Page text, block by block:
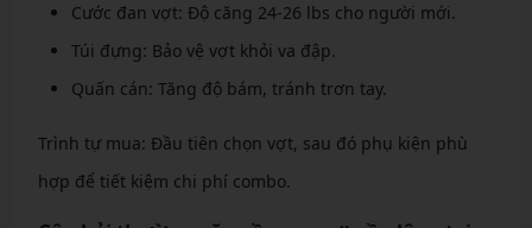
Cước đan vợt: Độ căng 24-26 lbs cho người mới.
Túi đựng: Bảo vệ vợt khỏi va đập.
Quấn cán: Tăng độ bám, tránh trơn tay.
Trình tự mua: Đầu tiên chọn vợt, sau đó phụ kiện phù
hợp để tiết kiệm chi phí combo.